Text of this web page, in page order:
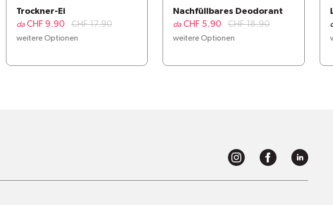
Trockner-Ei
da CHF 9.90 CHF 17.90
weitere Optionen
Nachfüllbares Deodorant
da CHF 5.90 CHF 18.90
weitere Optionen